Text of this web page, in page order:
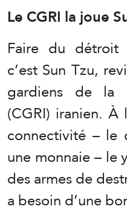
Le CGRI la joue
Faire du détroit
c’est Sun Tzu,
gardiens de la
(CGRI) iranien.
connectivité – le
une monnaie – le
des armes de
a besoin d’une